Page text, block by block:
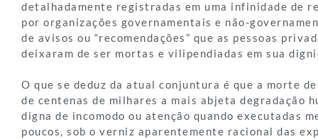
detalhadamente registradas em uma infinidade de
por organizações governamentais e não-
de avisos ou “recomendações” que as pessoas
deixaram de ser mortas e vilipendiadas em sua
O que se deduz da atual conjuntura é que a morte
de centenas de milhares a mais abjeta degradação
digna de incomodo ou atenção quando executadas
poucos, sob o verniz aparentemente racional das